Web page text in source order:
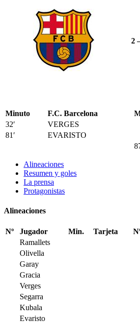
2
Minuto F.C. Barcelona
32′
VERGES
81′
EVARISTO
Alineaciones
Resumen y goles
La prensa
Protagonistas
Alineaciones
Nº Jugador Min. Tarjeta
Ramallets
Olivella
Garay
Gracia
Verges
Segarra
Kubala
Evaristo